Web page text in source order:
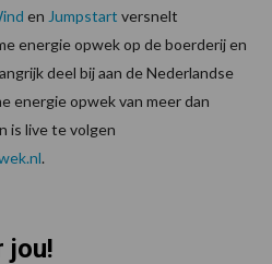
en Jumpstart versnelt
energie opwek op de boerderij en
deel bij aan de Nederlandse
energie opwek van meer dan
is live te volgen
.
jou!